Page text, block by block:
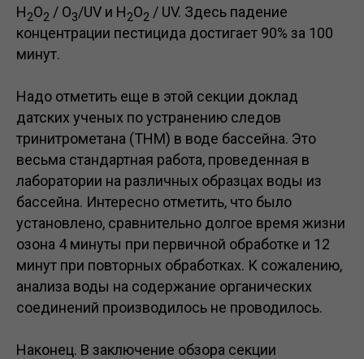
Н2О2 / О3/UV и Н2О2 / UV. Здесь падение
концентрации пестицида достигает 90% за 100
минут.
Надо отметить еще в этой секции доклад
датских ученых по устранению следов
тринитрометана (ТНМ) в воде бассейна. Это
весьма стандартная работа, проведенная в
лаборатории на различных образцах воды из
бассейна. Интересно отметить, что было
установлено, сравнительно долгое время жизни
озона 4 минуты при первичной обработке и 12
минут при повторных обработках. К сожалению,
анализа воды на содержание органических
соединений производилось не проводилось.
Наконец. B заключение обзора секции